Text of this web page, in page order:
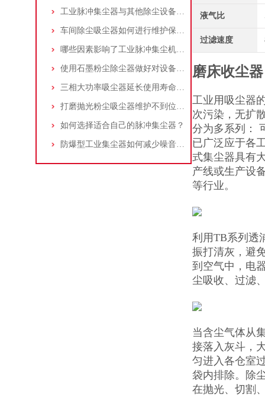
工业脉冲集尘器与其他除尘设备的比较
车间除尘吸尘器如何进行维护保养？
哪些因素影响了工业脉冲集尘机的使用寿命？
使用石墨粉尘除尘器做好对设备的维护十分重要
三相大功率吸尘器延长使用寿命的建议
打磨抛光粉尘吸尘器维护不到位，那是你没有注意这些而已！
如何选择适合自己的脉冲集尘器？
防爆型工业集尘器如何减少噪音?三个方法轻松解决
液气比
过滤速度
磨床收尘器
工业用吸尘器
次污染，无扩
分为多系列：
已广泛应于各
式集尘器具有
产线或生产设
等行业。
利用TB系列透
振打清灰，避
到空气中，电
尘吸收、过滤
当含尘气体从
接落入灰斗，
匀进入各仓室
袋内排除。除
在抛光、切割